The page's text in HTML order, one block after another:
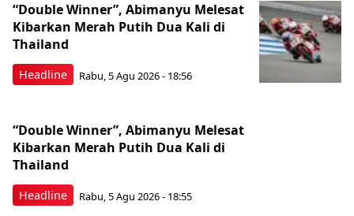
Headline
“Double Winner”, Abimanyu Melesat
Kibarkan Merah Putih Dua Kali di
Thailand
Rabu, 5 Agu 2026 - 18:56
Headline
“Double Winner”, Abimanyu Melesat
Kibarkan Merah Putih Dua Kali di
Thailand
Rabu, 5 Agu 2026 - 18:55